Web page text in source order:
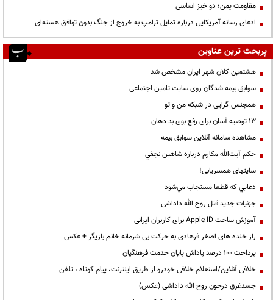
مقاومت یمن؛ دو خیز اساسی
ادعای رسانه آمریکایی درباره تمایل ترامپ به خروج از جنگ بدون توافق هسته‌ای
پربحث ترین عناوین
هشتمین کلان شهر ایران مشخص شد
سوابق بیمه شدگان روی سایت تامین اجتماعی
همجنس گرایی در شبکه من و تو
13 توصیه آسان برای رفع بوی بد دهان
مشاهده سامانه آنلاين سوابق بیمه
حكم آيت‌الله مكارم درباره شاهين نجفي
سایتهای همسریابی!
دعايي كه قطعا مستجاب مي‌شود
جزئیات جدید قتل روح الله داداشی
آموزش ساخت Apple ID برای کاربران ایرانی
راز خنده های اصغر فرهادی به حرکت بی شرمانه خانم بازیگر + عکس
پرداخت ۱۰۰ درصد پاداش پایان خدمت فرهنگیان
خلافی آنلاین/استعلام خلافی خودرو از طریق اینترنت، پیام کوتاه ، تلفن
جسدغرق درخون روح الله داداشی (عکس)